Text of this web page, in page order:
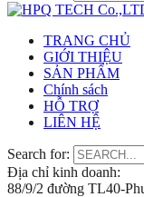
TRANG CHỦ
GIỚI THIỆU
SẢN PHẨM
Chính sách
HỖ TRỢ
LIÊN HỆ
Search for:
Địa chỉ kinh doanh:
88/9/2 đường TL40-